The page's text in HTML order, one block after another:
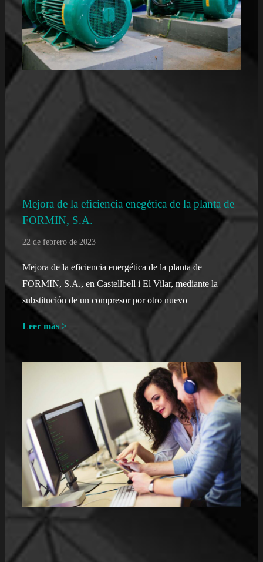
Mejora de la eficiencia enegética de la planta de
FORMIN, S.A.
22 de febrero de 2023
Mejora de la eficiencia energética de la planta de
FORMIN, S.A., en Castellbell i El Vilar, mediante la
substitución de un compresor por otro nuevo
Leer más >